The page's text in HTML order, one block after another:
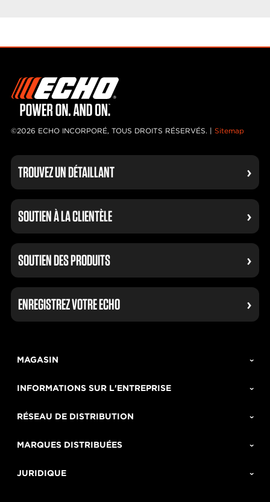
©2026 ECHO INCORPORÉ, TOUS DROITS RÉSERVÉS. | Sitemap
TROUVEZ UN DÉTAILLANT
SOUTIEN À LA CLIENTÈLE
SOUTIEN DES PRODUITS
ENREGISTREZ VOTRE ECHO
MAGASIN
INFORMATIONS SUR L'ENTREPRISE
RÉSEAU DE DISTRIBUTION
MARQUES DISTRIBUÉES
JURIDIQUE